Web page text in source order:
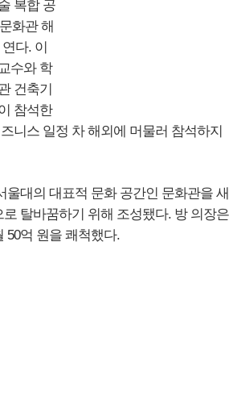
복합 공
화관 해
다. 이
수와 학
건축기
참석한
니스 일정 차 해외에 머물러 참석하지
울대의 대표적 문화 공간인 문화관을 새
탈바꿈하기 위해 조성됐다. 방 의장은
50억 원을 쾌척했다.